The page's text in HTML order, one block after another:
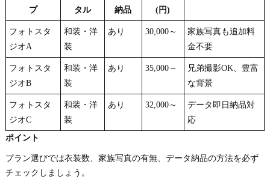
プ
タル
納品
(円)
フォトスタ
ジオA
和装・洋
装
あり 30,000～
家族写真も追加料
金不要
フォトスタ
ジオB
和装・洋
装
あり 35,000～
兄弟撮影OK、豊富
な背景
フォトスタ
ジオC
和装・洋
装
あり 32,000～
データ即日納品対
応
ポイント
プラン選びでは衣装数、家族写真の有無、データ納品の方法を必ず
チェックしましょう。